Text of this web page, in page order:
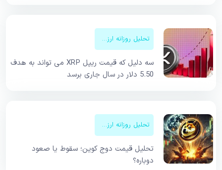
تحلیل روزانه ارزهای دیجیتال
سه دلیل که قیمت ریپل XRP می تواند به هدف
5.50 دلار در سال جاری برسد
تحلیل روزانه ارزهای دیجیتال
تحلیل قیمت دوج کوین؛ سقوط یا صعود
دوباره؟